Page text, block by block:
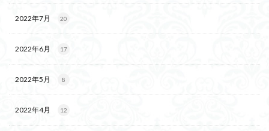
2022年7月 20
2022年6月 17
2022年5月 8
2022年4月 12